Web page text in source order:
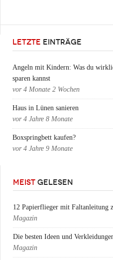
LETZTE EINTRÄGE
Angeln mit Kindern: Was du
sparen kannst
vor 4 Monate 2 Wochen
Haus in Lünen sanieren
vor 4 Jahre 8 Monate
Boxspringbett kaufen?
vor 4 Jahre 9 Monate
MEIST GELESEN
12 Papierflieger mit Faltanleitung
Magazin
Die besten Ideen und
Magazin